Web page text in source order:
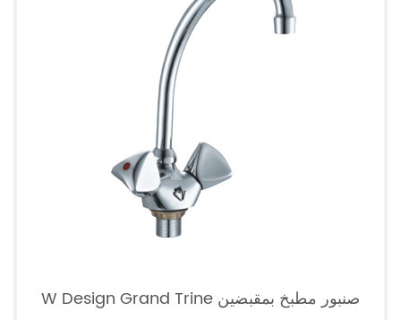
صنبور مطبخ بمقبضين W Design Grand Trine